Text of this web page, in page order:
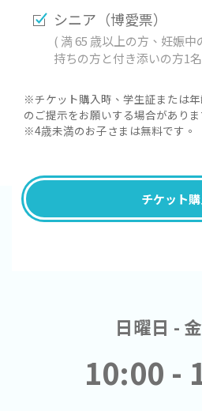
シニア（博愛票）
( 満 65 歳以上の方、妊娠
持ちの方と付き添いの方1
※チケット購入時、学生証または
のご提示をお願いする場合がありま
※4歳未満のお子さまは無料です。
チケット
日曜日 -
10:00 -